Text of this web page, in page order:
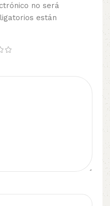
no será
están